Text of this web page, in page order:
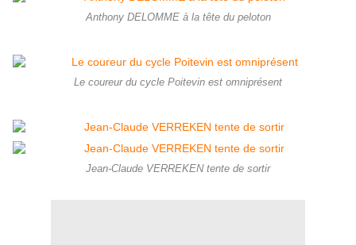
Anthony DELOMME à la tête du peloton
Le coureur du cycle Poitevin est omniprésent
Jean-Claude VERREKEN tente de sortir